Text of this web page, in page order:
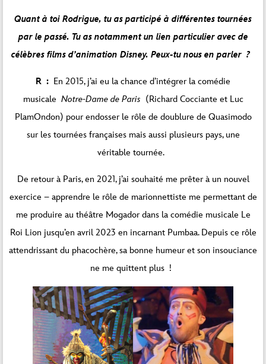
Quant à toi Rodrigue, tu as participé à différentes tournées
par le passé. Tu as notamment un lien particulier avec de
célèbres films d’animation Disney. Peux-tu nous en parler ?
R : En 2015, j’ai eu la chance d’intégrer la comédie
musicale Notre-Dame de Paris (Richard Cocciante et Luc
PlamOndon) pour endosser le rôle de doublure de Quasimodo
sur les tournées françaises mais aussi plusieurs pays, une
véritable tournée.
De retour à Paris, en 2021, j’ai souhaité me prêter à un nouvel
exercice – apprendre le rôle de marionnettiste me permettant de
me produire au théâtre Mogador dans la comédie musicale Le
Roi Lion jusqu’en avril 2023 en incarnant Pumbaa. Depuis ce rôle
attendrissant du phacochère, sa bonne humeur et son insouciance
ne me quittent plus !